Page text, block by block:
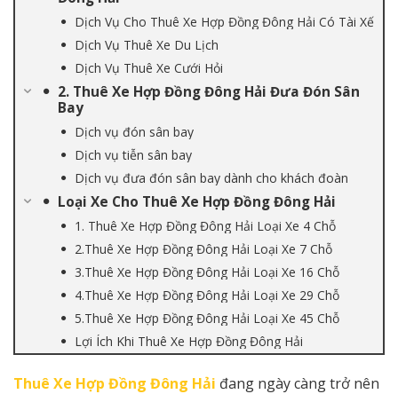
Dịch Vụ Cho Thuê Xe Hợp Đồng Đông Hải Có Tài Xế
Dịch Vụ Thuê Xe Du Lịch
Dịch Vụ Thuê Xe Cưới Hỏi
2. Thuê Xe Hợp Đồng Đông Hải Đưa Đón Sân
Bay
Dịch vụ đón sân bay
Dịch vụ tiễn sân bay
Dịch vụ đưa đón sân bay dành cho khách đoàn
Loại Xe Cho Thuê Xe Hợp Đồng Đông Hải
1. Thuê Xe Hợp Đồng Đông Hải Loại Xe 4 Chỗ
2.Thuê Xe Hợp Đồng Đông Hải Loại Xe 7 Chỗ
3.Thuê Xe Hợp Đồng Đông Hải Loại Xe 16 Chỗ
4.Thuê Xe Hợp Đồng Đông Hải Loại Xe 29 Chỗ
5.Thuê Xe Hợp Đồng Đông Hải Loại Xe 45 Chỗ
Lợi Ích Khi Thuê Xe Hợp Đồng Đông Hải
Thuê Xe Hợp Đồng Đông Hải đang ngày càng trở nên